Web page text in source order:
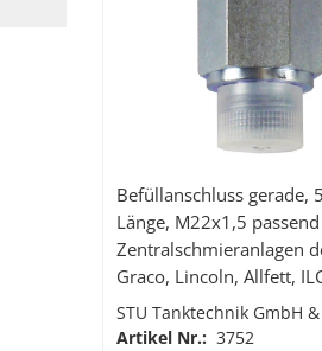
Befüllanschluss gerade,
Länge, M22x1,5
Zentralschmieranlagen
Graco, Lincoln, Allfett,
STU Tanktechnik GmbH &
Artikel Nr.: 3752